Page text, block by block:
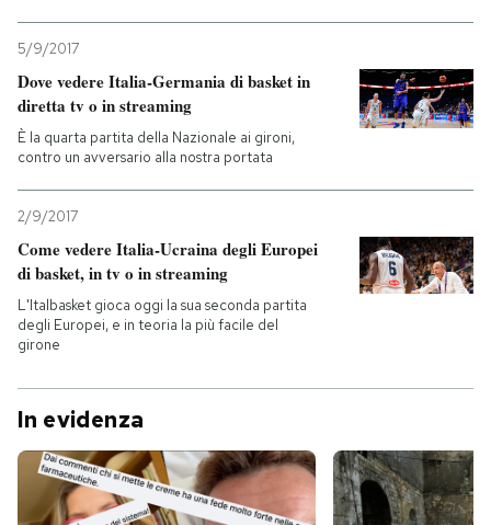
I MIEI PREFERITI
SHOP
AREA PERSONALE
5/9/2017
Dove vedere Italia-Germania di basket in
diretta tv o in streaming
È la quarta partita della Nazionale ai gironi,
contro un avversario alla nostra portata
2/9/2017
Come vedere Italia-Ucraina degli Europei
di basket, in tv o in streaming
L'Italbasket gioca oggi la sua seconda partita
degli Europei, e in teoria la più facile del
girone
In evidenza